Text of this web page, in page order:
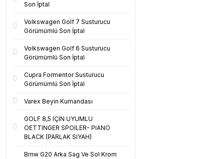
Son İptal
Volkswagen Golf 7 Susturucu
Görümümlü Son İptal
Volkswagen Golf 6 Susturucu
Görümümlü Son İptal
Cupra Formentor Susturucu
Görümümlü Son İptal
Varex Beyin Kumandası
GOLF 8,5 IÇIN UYUMLU
OETTINGER SPOILER- PIANO
BLACK (PARLAK SIYAH)
Bmw G20 Arka Sag Ve Sol Krom